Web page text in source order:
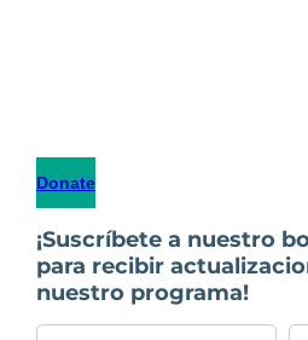
Donate
¡Suscríbete a nuestro
para recibir
nuestro programa!